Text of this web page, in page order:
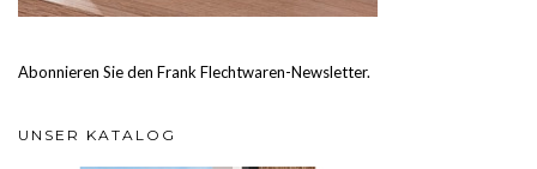
Abonnieren Sie den Frank Flechtwaren-Newsletter.
UNSER KATALOG